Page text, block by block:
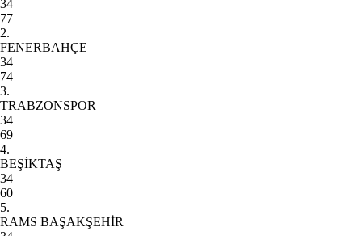
34
77
2.
FENERBAHÇE
34
74
3.
TRABZONSPOR
34
69
4.
BEŞİKTAŞ
34
60
5.
RAMS BAŞAKŞEHİR